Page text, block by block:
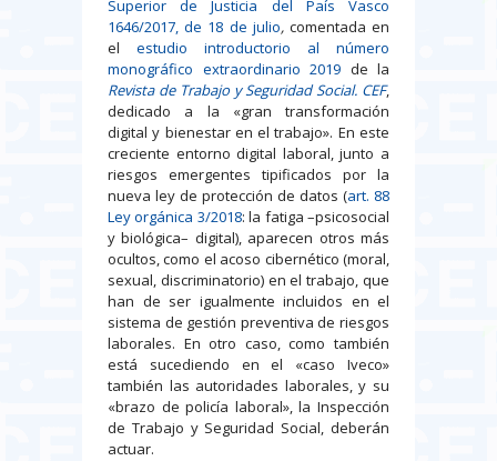
Superior de Justicia del País Vasco
1646/2017, de 18 de julio,comentada en
el estudio introductorio al número
monográfico extraordinario 2019 de la
Revista de Trabajo y Seguridad Social. CEF,
dedicado a la «gran transformación
digital y bienestar en el trabajo». En este
creciente entorno digital laboral, junto a
riesgos emergentes tipificados por la
nueva ley de protección de datos (art. 88
Ley orgánica 3/2018: la fatiga –psicosocial
y biológica– digital), aparecen otros más
ocultos, como el acoso cibernético (moral,
sexual, discriminatorio) en el trabajo, que
han de ser igualmente incluidos en el
sistema de gestión preventiva de riesgos
laborales. En otro caso, como también
está sucediendo en el «caso Iveco»
también las autoridades laborales, y su
«brazo de policía laboral», la Inspección
de Trabajo y Seguridad Social, deberán
actuar.